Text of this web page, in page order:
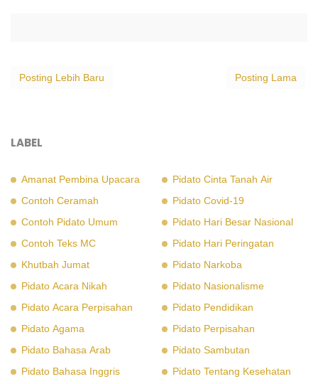
Posting Lebih Baru Posting Lama
LABEL
Amanat Pembina Upacara
Contoh Ceramah
Contoh Pidato Umum
Contoh Teks MC
Khutbah Jumat
Pidato Acara Nikah
Pidato Acara Perpisahan
Pidato Agama
Pidato Bahasa Arab
Pidato Bahasa Inggris
Pidato Cinta Tanah Air
Pidato Covid-19
Pidato Hari Besar Nasional
Pidato Hari Peringatan
Pidato Narkoba
Pidato Nasionalisme
Pidato Pendidikan
Pidato Perpisahan
Pidato Sambutan
Pidato Tentang Kesehatan